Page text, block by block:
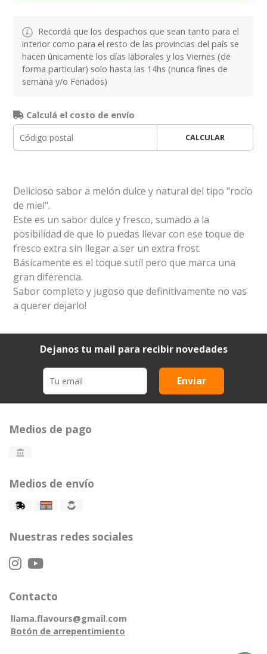
Recordá que los despachos que sean tanto para el
interior como para el resto de las provincias del país se
hacen únicamente los días laborales y los Viernes (de
forma particular) solo hasta las 14hs (nunca fines de
semana y/o Feriados)
Calculá el costo de envío
CALCULAR
Delicioso sabor a melón dulce y natural del tipo "rocío
de miel".
Este es un sabor dulce y fresco, sumado a la
posibilidad de que lo puedas llevar con ese toque de
fresco extra sin llegar a ser un extra frost.
Básicamente es el toque sutíl pero que marca una
gran diferencia.
Sabor completo y jugoso que definitivamente no vas
a querer dejarlo!
Dejanos tu mail para recibir novedades
Enviar
Medios de pago
Medios de envío
Nuestras redes sociales
Contacto
llama.flavours@gmail.com
Botón de arrepentimiento